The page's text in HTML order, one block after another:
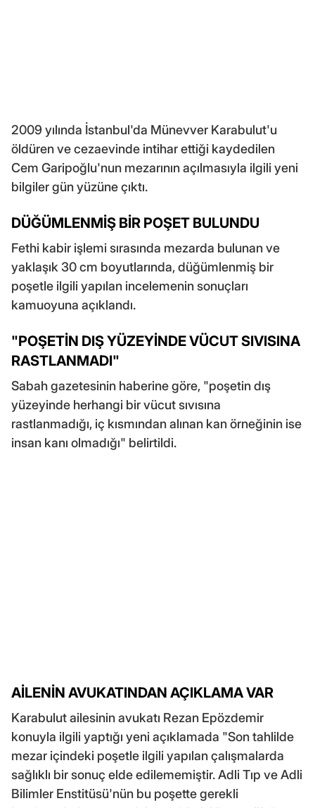
2009 yılında İstanbul'da Münevver Karabulut'u
öldüren ve cezaevinde intihar ettiği kaydedilen
Cem Garipoğlu'nun mezarının açılmasıyla ilgili yeni
bilgiler gün yüzüne çıktı.
DÜĞÜMLENMİŞ BİR POŞET BULUNDU
Fethi kabir işlemi sırasında mezarda bulunan ve
yaklaşık 30 cm boyutlarında, düğümlenmiş bir
poşetle ilgili yapılan incelemenin sonuçları
kamuoyuna açıklandı.
"POŞETİN DIŞ YÜZEYİNDE VÜCUT SIVISINA
RASTLANMADI"
Sabah gazetesinin haberine göre, "poşetin dış
yüzeyinde herhangi bir vücut sıvısına
rastlanmadığı, iç kısmından alınan kan örneğinin ise
insan kanı olmadığı" belirtildi.
AİLENİN AVUKATINDAN AÇIKLAMA VAR
Karabulut ailesinin avukatı Rezan Epözdemir
konuyla ilgili yaptığı yeni açıklamada "Son tahlilde
mezar içindeki poşetle ilgili yapılan çalışmalarda
sağlıklı bir sonuç elde edilememiştir. Adli Tıp ve Adli
Bilimler Enstitüsü'nün bu poşette gerekli